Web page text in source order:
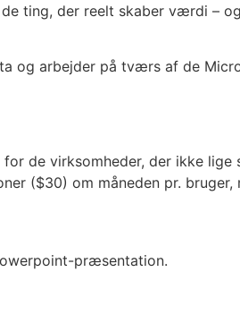
ting, der reelt skaber værdi –
og arbejder på tværs af de
de virksomheder, der ikke
($30) om måneden pr.
præsentation.